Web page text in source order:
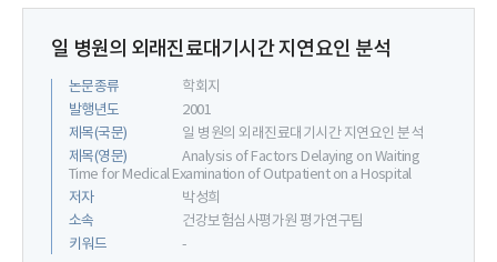
일 병원의 외래진료대기시간 지연요인 분석
논문종류
학회지
발행년도
2001
제목(국문)
일 병원의 외래진료대기시간 지연요인 분석
제목(영문)
Analysis of Factors Delaying on Waiting
Time for Medical Examination of Outpatient on a Hospital
저자
박성희
소속
건강보험심사평가원 평가연구팀
키워드
-